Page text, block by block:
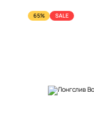
65% SALE